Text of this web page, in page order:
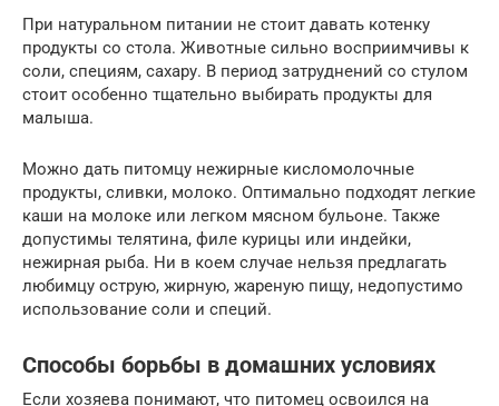
При натуральном питании не стоит давать котенку
продукты со стола. Животные сильно восприимчивы к
соли, специям, сахару. В период затруднений со стулом
стоит особенно тщательно выбирать продукты для
малыша.
Можно дать питомцу нежирные кисломолочные
продукты, сливки, молоко. Оптимально подходят легкие
каши на молоке или легком мясном бульоне. Также
допустимы телятина, филе курицы или индейки,
нежирная рыба. Ни в коем случае нельзя предлагать
любимцу острую, жирную, жареную пищу, недопустимо
использование соли и специй.
Способы борьбы в домашних условиях
Если хозяева понимают, что питомец освоился на